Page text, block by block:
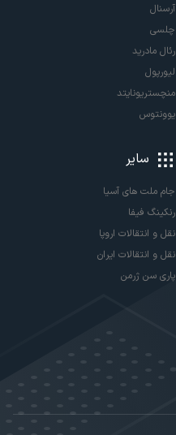
آرسنال
چلسی
رئال مادرید
لیورپول
منچستریونایتد
یوونتوس
سایر
جام ملت های آسیا
رنکینگ فیفا
نقل و انتقالات اروپا
نقل و انتقالات ایران
پاری سن ژرمن